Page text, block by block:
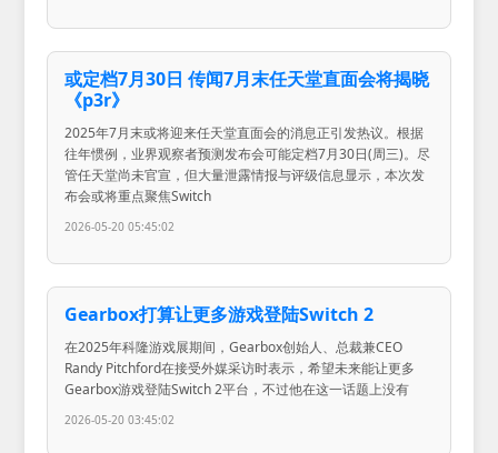
或定档7月30日 传闻7月末任天堂直面会将揭晓
《p3r》
2025年7月末或将迎来任天堂直面会的消息正引发热议。根据
往年惯例，业界观察者预测发布会可能定档7月30日(周三)。尽
管任天堂尚未官宣，但大量泄露情报与评级信息显示，本次发
布会或将重点聚焦Switch
2026-05-20 05:45:02
Gearbox打算让更多游戏登陆Switch 2
在2025年科隆游戏展期间，Gearbox创始人、总裁兼CEO
Randy Pitchford在接受外媒采访时表示，希望未来能让更多
Gearbox游戏登陆Switch 2平台，不过他在这一话题上没有
2026-05-20 03:45:02